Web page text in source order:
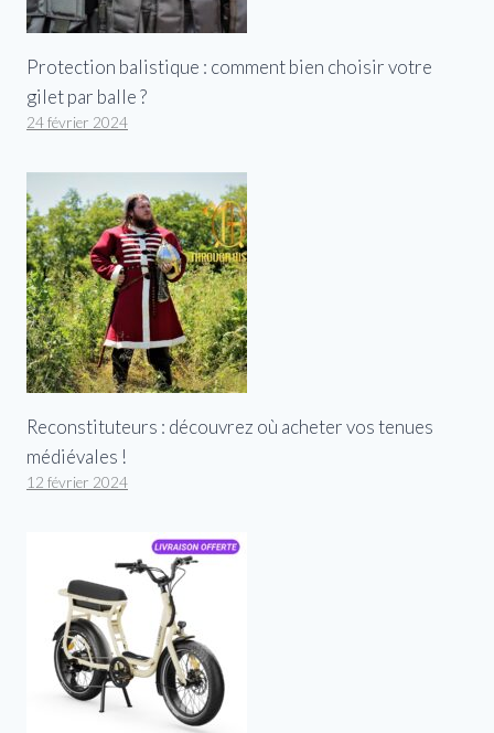
Protection balistique : comment bien choisir votre
gilet par balle ?
24 février 2024
Reconstituteurs : découvrez où acheter vos tenues
médiévales !
12 février 2024